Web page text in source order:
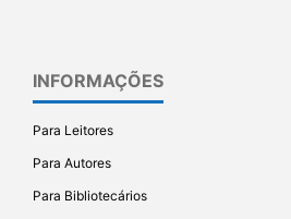
INFORMAÇÕES
Para Leitores
Para Autores
Para Bibliotecários